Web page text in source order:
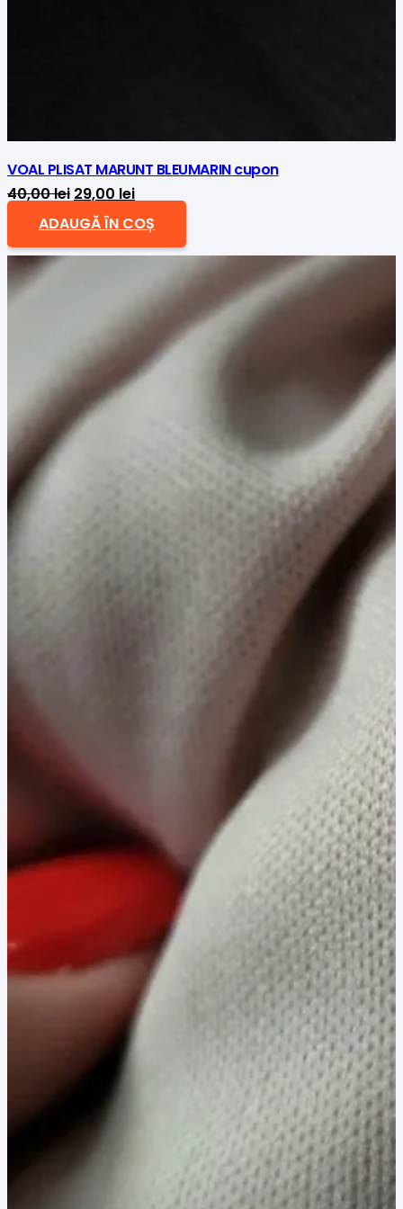
VOAL PLISAT MARUNT BLEUMARIN cupon
40,00lei Prețul
inițial
a
29,00 leiPrețul
curent
este:
29,00 lei.
ADAUGĂ ÎN COȘ